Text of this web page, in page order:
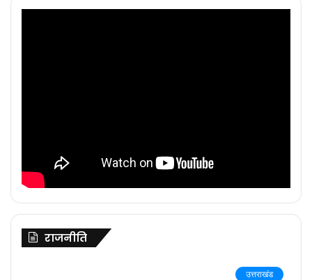
राजनीति
उत्तराखंड